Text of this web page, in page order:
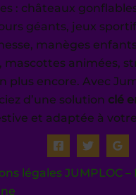
: châteaux
géants, jeux
manèges
mascottes animées,
plus encore. Avec
d’une solution clé
et adaptée à
légales JUMPLOC